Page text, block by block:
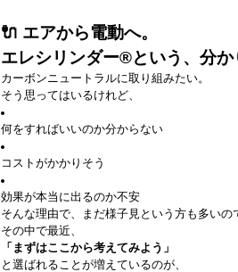
🔌 エアから電動へ。
エレシリンダー®という、分
カーボンニュートラルに取り組みたい。
そう思ってはいるけれど、
何をすればいいのか分からない
コストがかかりそう
効果が本当に出るのか不安
そんな理由で、まだ様子見という方も多いの
その中で最近、
「まずはここから考えてみよう」
と選ばれることが増えているのが、